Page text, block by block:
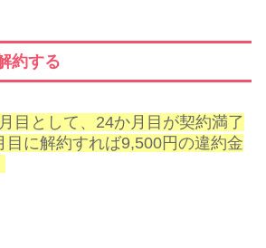
約する
目として、24か月目が契約満了
目に解約すれば9,500円の違約金